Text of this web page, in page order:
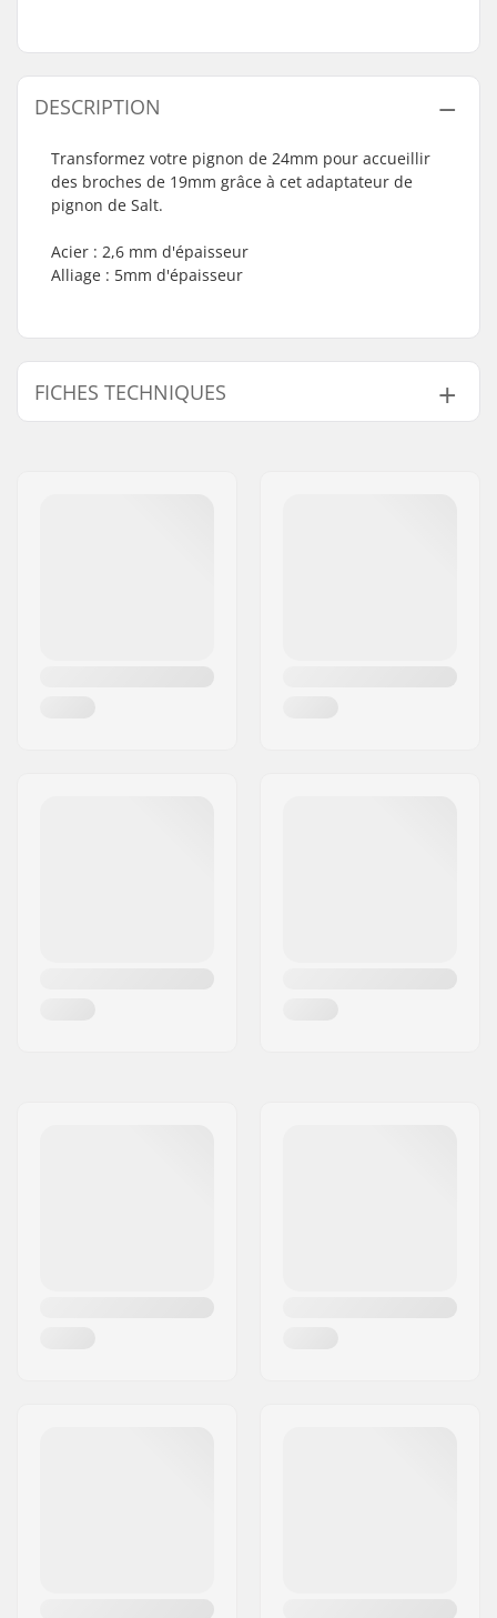
DESCRIPTION
Transformez votre pignon de 24mm pour accueillir
des broches de 19mm grâce à cet adaptateur de
pignon de Salt.
Acier : 2,6 mm d'épaisseur
Alliage : 5mm d'épaisseur
FICHES TECHNIQUES